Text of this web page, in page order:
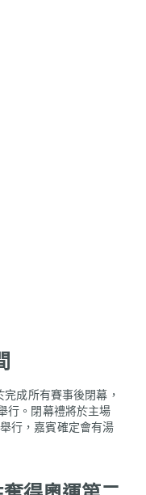
成所有賽事後閉幕，
行。閉幕禮將於主場
行，嘉賓確定會有湯